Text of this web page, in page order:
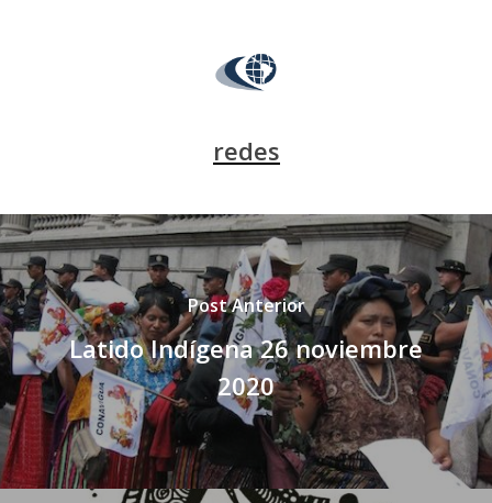
redes
Post Anterior
Latido Indígena 26 noviembre
2020